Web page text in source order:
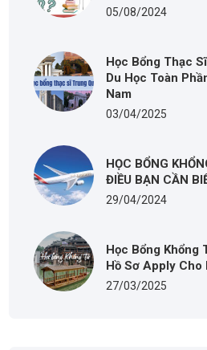
05/08/2024
Học Bổng Thạc
Du Học Toàn
Nam
03/04/2025
HỌC BỔNG
ĐIỀU BẠN CẦN
29/04/2024
Học Bổng Khổng
Hồ Sơ Apply Cho
27/03/2025